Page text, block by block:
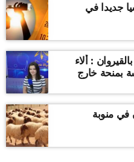
جديدا في
بالقيروان : ألاء
بمنحة خارج
في منوبة